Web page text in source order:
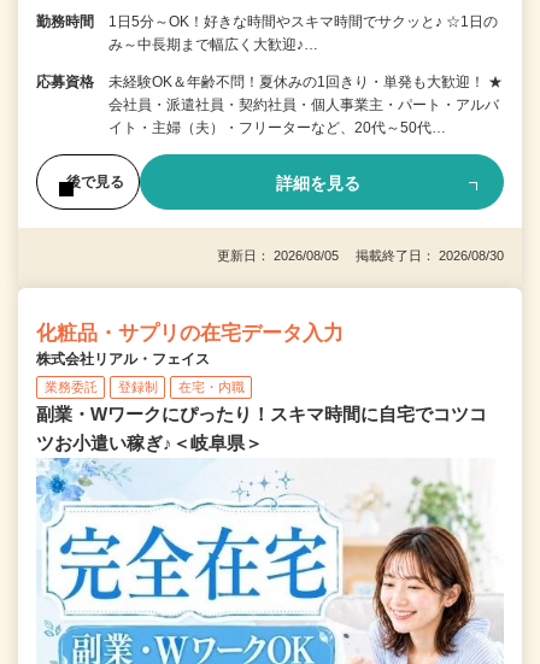
勤務時間
1日5分～OK！好きな時間やスキマ時間でサクッと♪ ☆1日の
み～中長期まで幅広く大歓迎♪…
応募資格
未経験OK＆年齢不問！夏休みの1回きり・単発も大歓迎！ ★
会社員・派遣社員・契約社員・個人事業主・パート・アルバ
イト・主婦（夫）・フリーターなど、20代～50代…
後で見る 詳細を見る
更新日： 2026/08/05 掲載終了日： 2026/08/30
化粧品・サプリの在宅データ入力
株式会社リアル・フェイス
業務委託 登録制 在宅・内職
副業・Wワークにぴったり！スキマ時間に自宅でコツコ
ツお小遣い稼ぎ♪＜岐阜県＞